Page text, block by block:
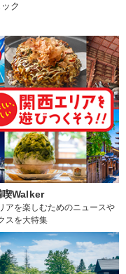
ク
喫Walker
アを楽しむためのニュースや
スを大特集